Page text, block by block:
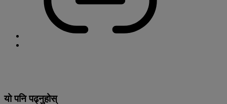
यो पनि पढ्नुहोस्